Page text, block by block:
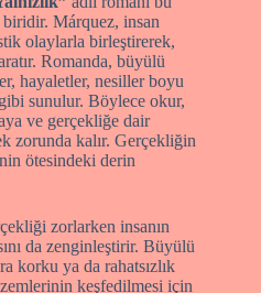
Márquez, insan
olaylarla birleştirerek,
Romanda, büyülü
hayaletler, nesiller boyu
sunulur. Böylece okur,
ve gerçekliğe dair
zorunda kalır. Gerçekliğin
ötesindeki derin
zorlarken insanın
da zenginleştirir. Büyülü
korku ya da rahatsızlık
keşfedilmesi için